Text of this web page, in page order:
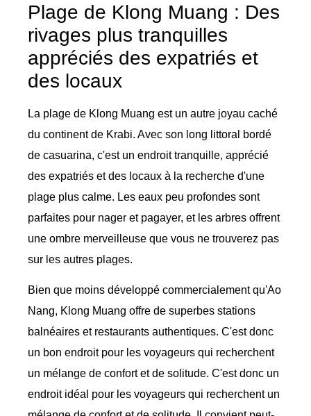
Plage de Klong Muang : Des
rivages plus tranquilles
appréciés des expatriés et
des locaux
La plage de Klong Muang est un autre joyau caché
du continent de Krabi. Avec son long littoral bordé
de casuarina, c'est un endroit tranquille, apprécié
des expatriés et des locaux à la recherche d'une
plage plus calme. Les eaux peu profondes sont
parfaites pour nager et pagayer, et les arbres offrent
une ombre merveilleuse que vous ne trouverez pas
sur les autres plages.
Bien que moins développé commercialement qu'Ao
Nang, Klong Muang offre de superbes stations
balnéaires et restaurants authentiques. C'est donc
un bon endroit pour les voyageurs qui recherchent
un mélange de confort et de solitude. C'est donc un
endroit idéal pour les voyageurs qui recherchent un